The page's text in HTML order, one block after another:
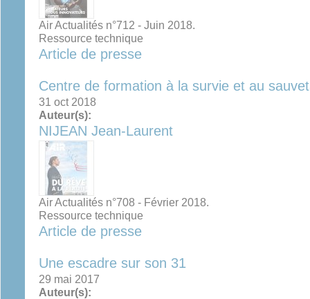
Air Actualités n°712 - Juin 2018.
Ressource technique
Article de presse
Centre de formation à la survie et au
31 oct 2018
Auteur(s):
NIJEAN Jean-Laurent
Air Actualités n°708 - Février 2018.
Ressource technique
Article de presse
Une escadre sur son 31
29 mai 2017
Auteur(s):